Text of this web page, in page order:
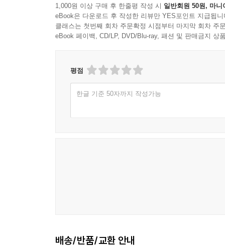
1,000원 이상 구매 후 한줄평 작성 시 일반회원 50원, 마니
eBook은 다운로드 후 작성한 리뷰만 YES포인트 지급됩니
클래스는 첫번째 회차 주문확정 시점부터 마지막 회차 주
eBook 페이백, CD/LP, DVD/Blu-ray, 패션 및 판매금지 상
평점
한글 기준 50자까지 작성가능
배송/반품/교환 안내